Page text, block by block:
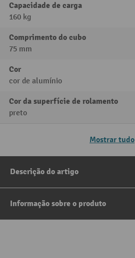
Capacidade de carga
160 kg
Comprimento do cubo
75 mm
Cor
cor de alumínio
Cor da superfície de rolamento
preto
Mostrar tudo
Descrição do artigo
Informação sobre o produto